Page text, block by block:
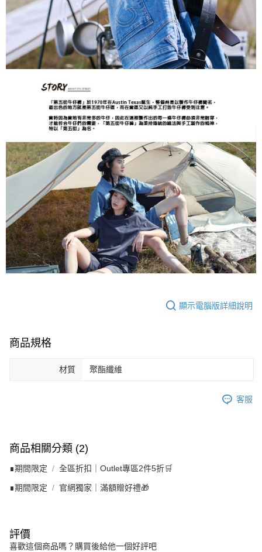
顯示電腦版詳細說明
商品規格
材質 聚酯纖維
客服
商品相關分類 (2)
∎期間限定 全區折扣｜Outlet專區2件5折🛒
∎期間限定 官網獨家｜滿額贈好禮🎁
評價
喜歡這個商品嗎？購買後給他一個好評吧